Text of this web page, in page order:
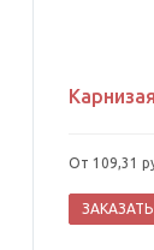
От 109,31
ЗАКАЗАТЬ